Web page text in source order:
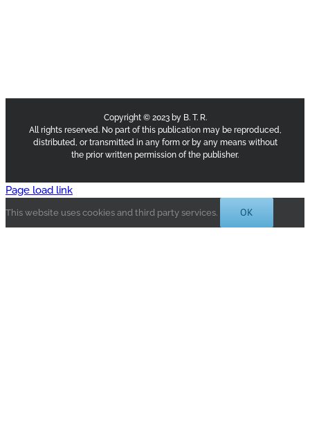
Copyright © 2023 by B. T. R.
All rights reserved. No part of this publication may be reproduced,
distributed, or transmitted in any form or by any means without
the prior written permission of the publisher.
Page load link
This website uses cookies and third party services. OK